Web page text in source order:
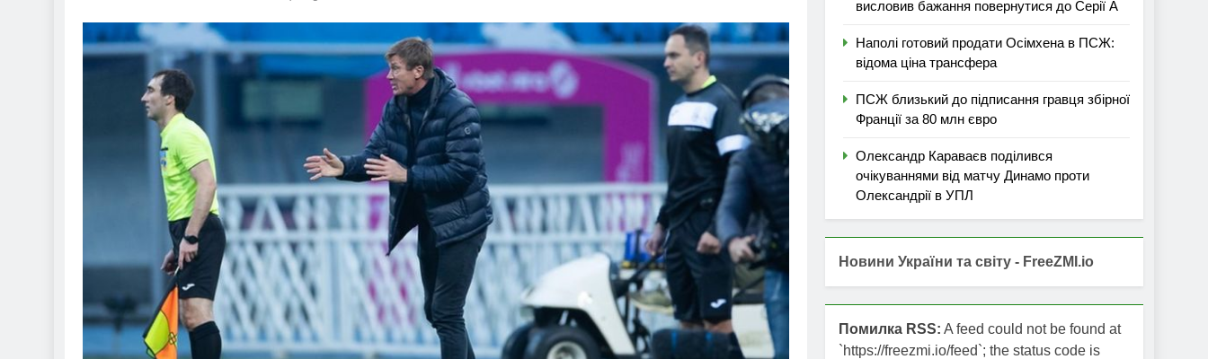
висловив бажання повернутися до Серії А
Наполі готовий продати Осімхена в ПСЖ:
відома ціна трансфера
ПСЖ близький до підписання гравця збірної
Франції за 80 млн євро
Олександр Караваєв поділився
очікуваннями від матчу Динамо проти
Олександрії в УПЛ
Новини України та світу - FreeZMI.io
Помилка RSS: A feed could not be found at
`https://freezmi.io/feed`; the status code is